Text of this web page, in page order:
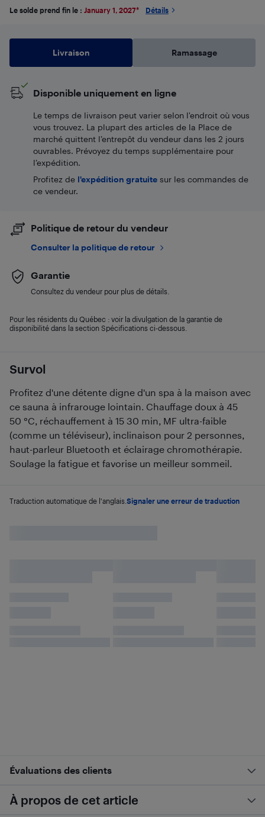
Survol
Profitez d'une détente digne d'un spa à la maison avec
ce sauna à infrarouge lointain. Chauffage doux à 45
50 °C, réchauffement à 15 30 min, MF ultra-faible
(comme un téléviseur), inclinaison pour 2 personnes,
haut-parleur Bluetooth et éclairage chromothérapie.
Soulage la fatigue et favorise un meilleur sommeil.
Traduction automatique de l'anglais. Signaler une erreur de traduction
Le solde prend fin le : January 1, 2027* Détails
Livraison Ramassage
Disponible uniquement en ligne
Le temps de livraison peut varier selon l'endroit où vous
vous trouvez. La plupart des articles de la Place de
marché quittent l’entrepôt du vendeur dans les 2 jours
ouvrables. Prévoyez du temps supplémentaire pour
l’expédition.
Profitez de l'expédition gratuite sur les commandes de
ce vendeur.
Politique de retour du vendeur
Consulter la politique de retour
Garantie
Consultez du vendeur pour plus de détails.
Pour les résidents du Québec : voir la divulgation de la garantie de
disponibilité dans la section Spécifications ci-dessous.
Évaluations des clients
À propos de cet article